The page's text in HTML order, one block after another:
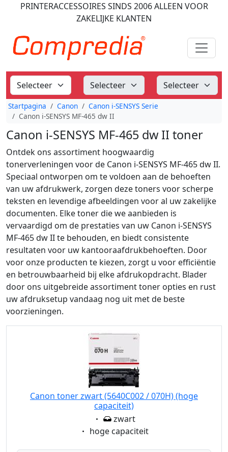
PRINTERACCESSOIRES SINDS 2006ALLEEN VOOR
ZAKELIJKE KLANTEN
Startpagina Canon
Canon i-SENSYS Serie
Canon i-SENSYS MF-465 dw II
Canon i-SENSYS MF-465 dw II toner
Ontdek ons assortiment hoogwaardig
tonerverleningen voor de Canon i-SENSYS MF-465 dw II.
Speciaal ontworpen om te voldoen aan de behoeften
van uw afdrukwerk, zorgen deze toners voor scherpe
teksten en levendige afbeeldingen voor al uw zakelijke
documenten. Elke toner die we aanbieden is
vervaardigd om de prestaties van uw Canon i-SENSYS
MF-465 dw II te behouden, en biedt consistente
resultaten voor uw kantooraafdrukbehoeften. Door
voor onze producten te kiezen, zorgt u voor efficiëntie
en betrouwbaarheid bij elke afdrukopdracht. Blader
door ons uitgebreide assortiment toner opties en rust
uw afdruksetup vandaag nog uit met de beste
voorzieningen.
Canon toner zwart (5640C002 / 070H) (hoge
capaciteit)
Eigenschaft:
zwart
Eigenschaft:
hoge capaciteit